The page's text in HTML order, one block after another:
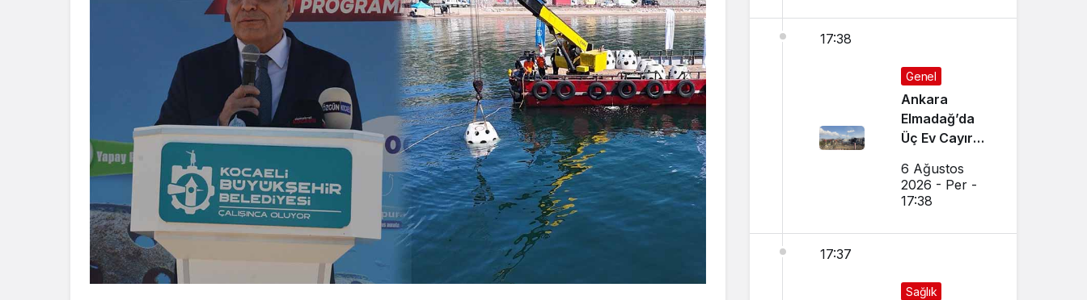
17:38
Genel
Ankara
Elmadağ’da
Üç Ev Cayır
6 Ağustos
2026 - Per -
17:38
17:37
Sağlık